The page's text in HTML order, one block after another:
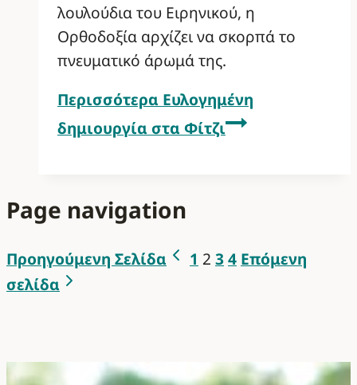
λουλούδια του Ειρηνικού, η
Ορθοδοξία αρχίζει να σκορπά το
πνευματικό άρωμά της.
Περισσότερα Ευλογημένη
δημιουργία στα Φίτζι
Page navigation
Προηγούμενη Σελίδα 1 2 34 Επόμενη
σελίδα